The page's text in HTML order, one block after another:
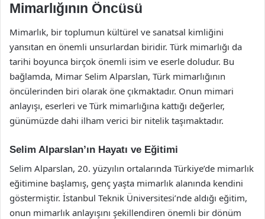
Mimarlığının Öncüsü
Mimarlık, bir toplumun kültürel ve sanatsal kimliğini
yansıtan en önemli unsurlardan biridir. Türk mimarlığı da
tarihi boyunca birçok önemli isim ve eserle doludur. Bu
bağlamda, Mimar Selim Alparslan, Türk mimarlığının
öncülerinden biri olarak öne çıkmaktadır. Onun mimari
anlayışı, eserleri ve Türk mimarlığına kattığı değerler,
günümüzde dahi ilham verici bir nitelik taşımaktadır.
Selim Alparslan’ın Hayatı ve Eğitimi
Selim Alparslan, 20. yüzyılın ortalarında Türkiye’de mimarlık
eğitimine başlamış, genç yaşta mimarlık alanında kendini
göstermiştir. İstanbul Teknik Üniversitesi’nde aldığı eğitim,
onun mimarlık anlayışını şekillendiren önemli bir dönüm